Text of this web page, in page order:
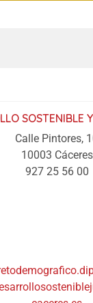
SOSTENIBLE
Calle Pintores,
10003 Cáceres
927 25 56 00